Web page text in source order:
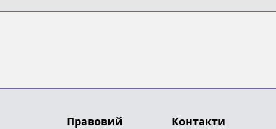
Правовий Контакти